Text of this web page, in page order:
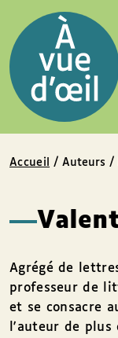
Fermer
un
livre,
un
auteur,
un
EAN
Accueil / Auteurs /
Agrégé de
professeur de
et se consacre
l'auteur de plus